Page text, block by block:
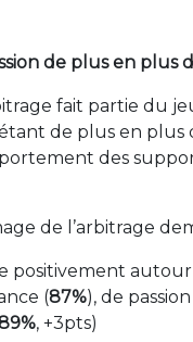
de plus en plus
fait partie du
de plus en plus
des
de l’arbitrage
positivement
(87%), de
, +3pts)